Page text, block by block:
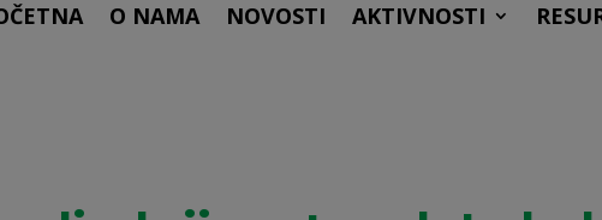
O NAMA NOVOSTI AKTIVNOSTI